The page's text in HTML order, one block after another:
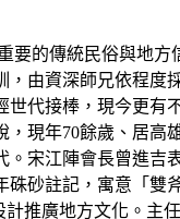
的傳統民俗與地
由資深師兄依程
代接棒，現今更
現年70餘歲、居
宋江陣會長曾進
砂註記，寓意「
推廣地方文化。